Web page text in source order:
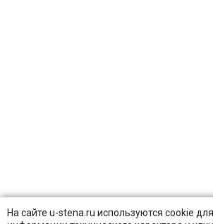
На сайте u-stena.ru используются cookie